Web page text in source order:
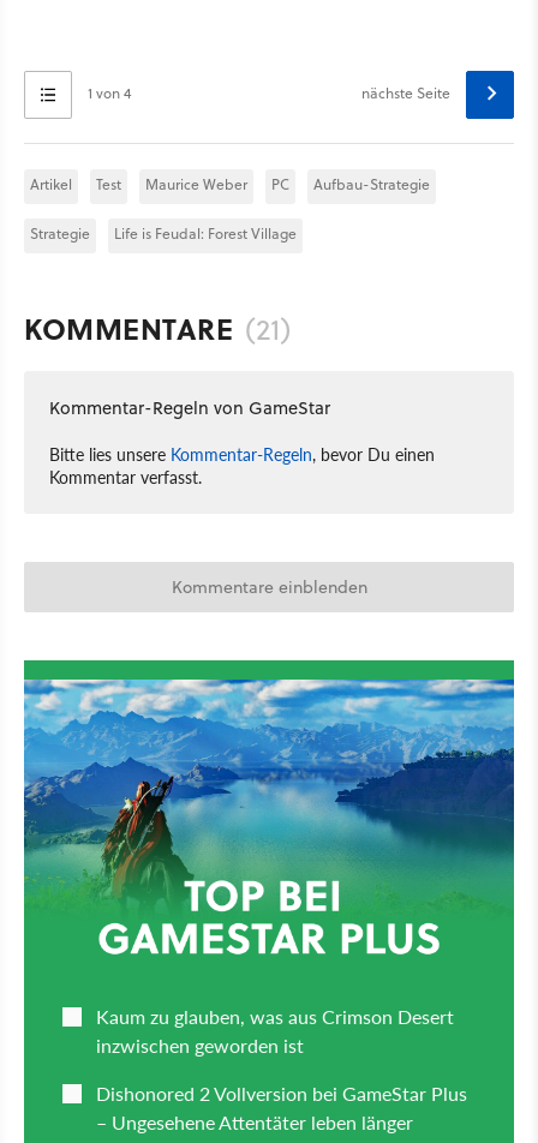
1 von 4 nächste Seite
Artikel Test Maurice Weber PC Aufbau-Strategie
Strategie Life is Feudal: Forest Village
KOMMENTARE (21)
Kommentar-Regeln von GameStar
Bitte lies unsere Kommentar-Regeln, bevor Du einen
Kommentar verfasst.
Kommentare einblenden